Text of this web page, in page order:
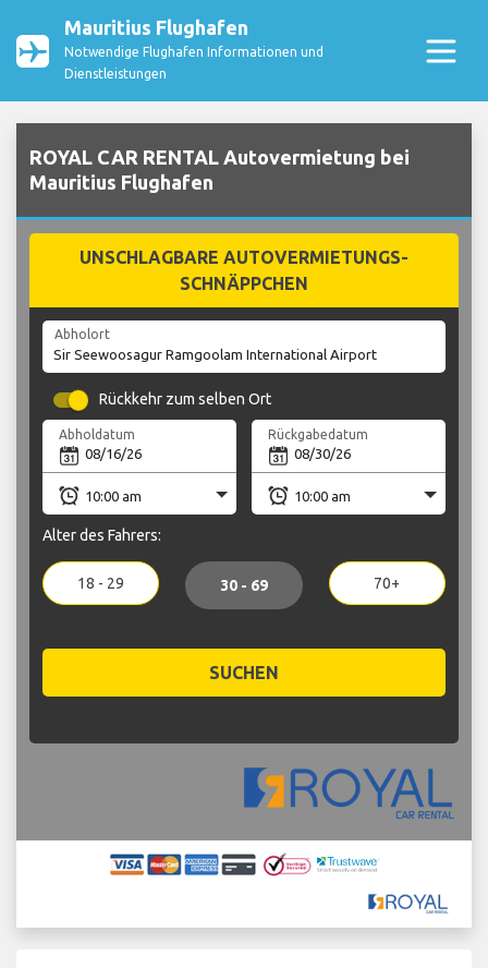
Mauritius Flughafen
Notwendige Flughafen Informationen und
Dienstleistungen
ROYAL CAR RENTAL Autovermietung bei
Mauritius Flughafen
UNSCHLAGBARE AUTOVERMIETUNGS-
SCHNÄPPCHEN
Abholort
Rückkehr zum selben Ort
Abholdatum Rückgabedatum
Alter des Fahrers:
18 - 29 30 - 69 70+
SUCHEN